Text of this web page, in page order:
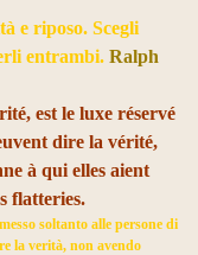
e riposo. Scegli
entrambi. Ralph
est le luxe réservé
dire la vérité,
à qui elles aient
flatteries.
soltanto alle persone di
la verità, non avendo